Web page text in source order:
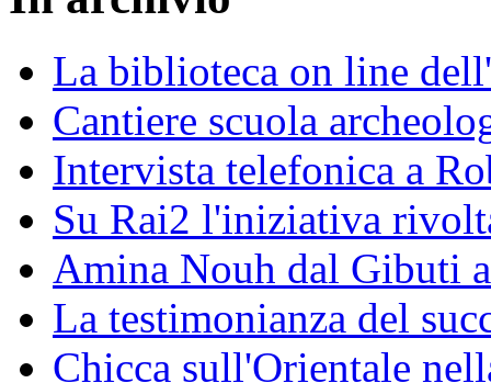
La biblioteca on line
Cantiere scuola
Intervista telefonica a
Su Rai2 l'iniziativa
Amina Nouh dal Gibuti
La testimonianza del
Chicca sull'Orientale